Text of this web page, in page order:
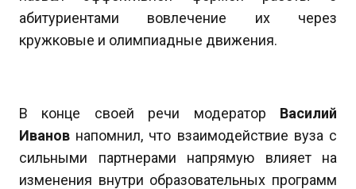
абитуриентами вовлечение их через
кружковые и олимпиадные движения.
В конце своей речи модератор Василий
Иванов напомнил, что взаимодействие вуза с
сильными партнерами напрямую влияет на
изменения внутри образовательных программ